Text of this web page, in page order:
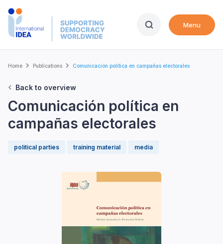
Skip
Menu
Breadcrumb
Home Publications Comunicación política en campañas electorales
Back to overview
Comunicación política en
campañas electorales
political parties training material media